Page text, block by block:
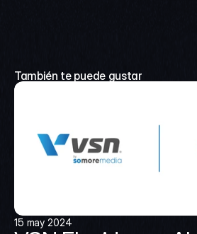
También te puede gustar
15 may 2024